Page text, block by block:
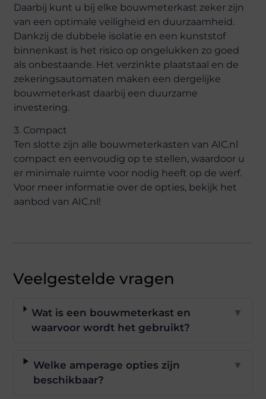
Daarbij kunt u bij elke bouwmeterkast zeker zijn
van een optimale veiligheid en duurzaamheid.
Dankzij de dubbele isolatie en een kunststof
binnenkast is het risico op ongelukken zo goed
als onbestaande. Het verzinkte plaatstaal en de
zekeringsautomaten maken een dergelijke
bouwmeterkast daarbij een duurzame
investering.
3. Compact
Ten slotte zijn alle bouwmeterkasten van AIC.nl
compact en eenvoudig op te stellen, waardoor u
er minimale ruimte voor nodig heeft op de werf.
Voor meer informatie over de opties, bekijk het
aanbod van AIC.nl!
Veelgestelde vragen
Wat is een bouwmeterkast en
waarvoor wordt het gebruikt?
▼
Welke amperage opties zijn
beschikbaar?
▼